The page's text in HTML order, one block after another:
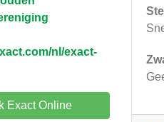
nl/exact-
Exact Online